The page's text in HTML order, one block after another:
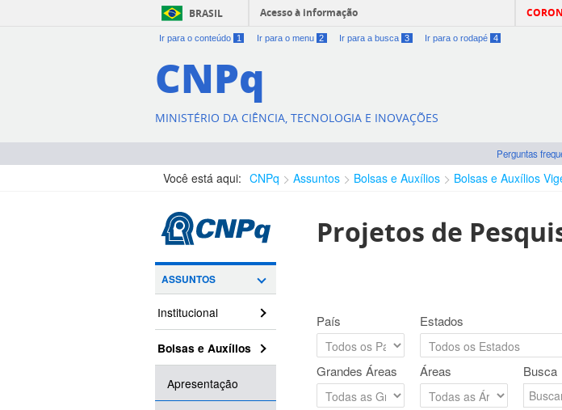
BRASIL Acesso à informação
Ir para o conteúdo 1 Ir para o menu 2 Ir para a busca 3 Ir para o rodapé 4
CNPq
MINISTÉRIO DA CIÊNCIA, TECNOLOGIA E INOVAÇÕES
Perguntas
Você está aqui: CNPq Assuntos Bolsas e Auxílios Bolsas e Auxílios
ASSUNTOS
Institucional
Bolsas e Auxílios
Apresentação
Projetos de
País Estados
Grandes Áreas Áreas Busca